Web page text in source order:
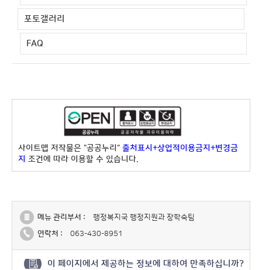
포토갤러리
FAQ
사이트맵 저작물은 "공공누리" 출처표시+상업적이용금지+변경금
지 조건에 따라 이용할 수 있습니다.
메뉴 관리부서 :
행정복지국 행정지원과 장학숙팀
연락처 :
063-430-8951
이 페이지에서 제공하는 정보에 대하여 만족하십니까?